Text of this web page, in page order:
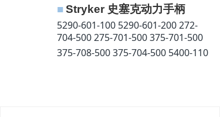
■ Stryker 史塞克动力手柄
5290-601-100 5290-601-200 272-
704-500 275-701-500 375-701-500
375-708-500 375-704-500 5400-110